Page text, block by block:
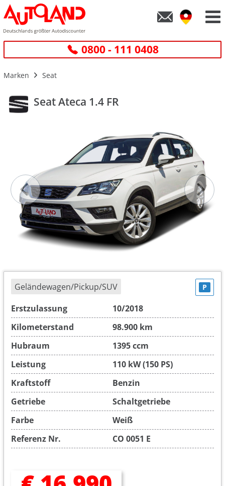
0800 - 111 0408
Marken Seat
Seat Ateca 1.4 FR
Geländewagen/Pickup/SUV P
Erstzulassung
10/2018
Kilometerstand
98.900 km
Hubraum
1395 ccm
Leistung
110 kW (150 PS)
Kraftstoff
Benzin
Getriebe
Schaltgetriebe
Farbe
Weiß
Referenz Nr.
CO 0051 E